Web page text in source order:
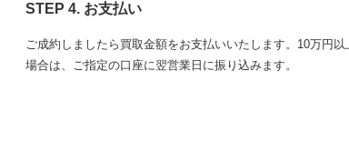
STEP 4. お支払い
ご成約しましたら買取金額をお支払いいたします。10万円
場合は、ご指定の口座に翌営業日に振り込みます。